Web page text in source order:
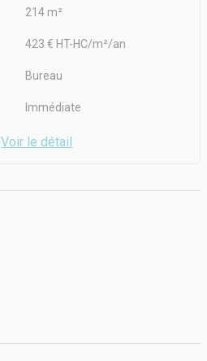
214 m²
423 € HT-HC/m²/an
Bureau
Immédiate
Voir le détail